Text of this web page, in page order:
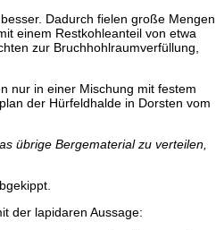
Dadurch fielen große Mengen
einem Restkohleanteil von etwa
zur Bruchhohlraumverfüllung,
nur in einer Mischung mit festem
der Hürfeldhalde in Dorsten vom
übrige Bergematerial zu verteilen,
der lapidaren Aussage: